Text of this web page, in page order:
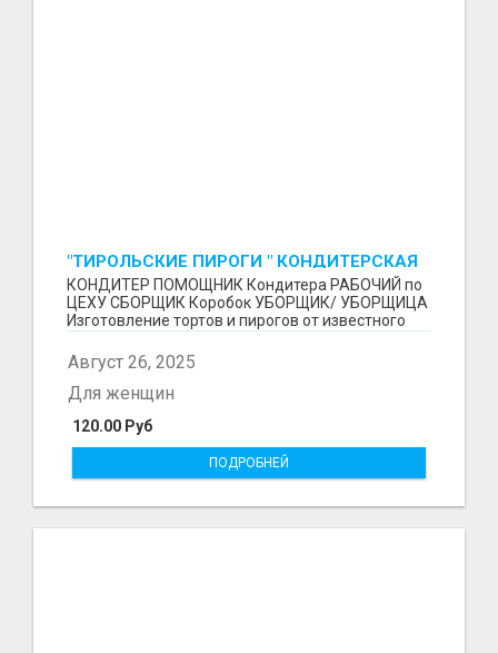
"ТИРОЛЬСКИЕ ПИРОГИ " КОНДИТЕРСКАЯ
ФАБРИКА "КРУГ "
КОНДИТЕР ПОМОЩНИК Кондитера РАБОЧИЙ по
ЦЕХУ СБОРЩИК Коробок УБОРЩИК/ УБОРЩИЦА
Изготовление тортов и пирогов от известного
Август 26, 2025
120.00 Руб
Для женщин
ПОДРОБНЕЙ